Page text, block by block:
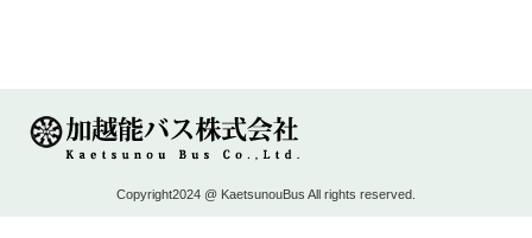
Copyright2024 @ KaetsunouBus All rights reserved.